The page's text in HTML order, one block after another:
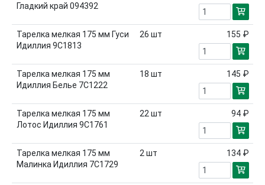
Гладкий край 094392
Тарелка мелкая 175 мм Гуси
Идиллия 9С1813
26 шт 155 ₽
Тарелка мелкая 175 мм
Идиллия Белье 7С1222
18 шт 145 ₽
Тарелка мелкая 175 мм
Лотос Идиллия 9С1761
22 шт 94 ₽
Тарелка мелкая 175 мм
Малинка Идиллия 7С1729
2 шт 134 ₽